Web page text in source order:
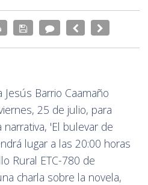
Barrio Caamaño
25 de julio, para
'El bulevar de
lugar a las 20:00 horas
Rural ETC-780 de
charla sobre la novela,